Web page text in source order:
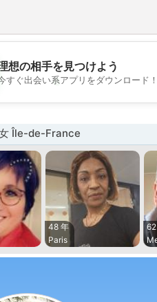
💖
想の相手を見つけよう
すぐ出会い系アプリをダウンロード！
Île-de-France
48 年
Paris